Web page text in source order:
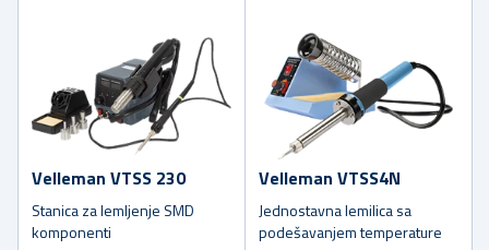
Velleman VTSS 230
Stanica za lemljenje SMD
komponenti
Velleman VTSS4N
Jednostavna lemilica sa
podešavanjem temperature